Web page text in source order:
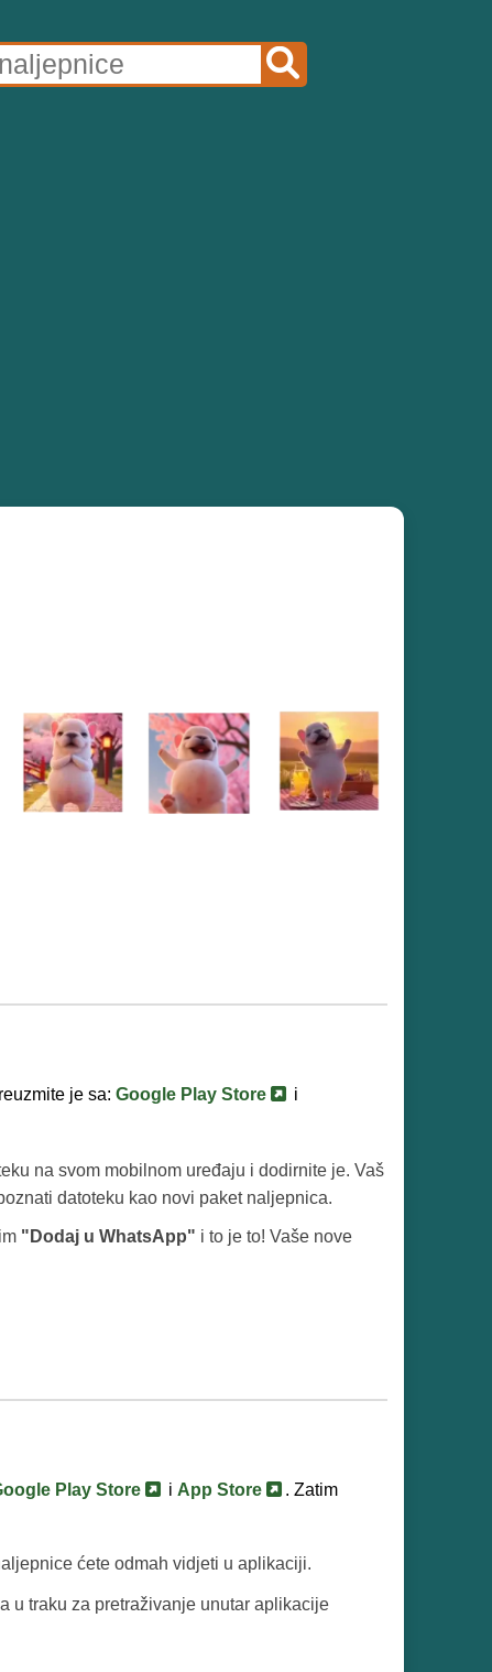
je sa: Google Play Store
i
na svom mobilnom uređaju i dodirnite je. Vaš
datoteku kao novi paket naljepnica.
"Dodaj u WhatsApp" i to je to! Vaše nove
Play Store i App Store
. Zatim
ćete odmah vidjeti u aplikaciji.
u traku za pretraživanje unutar aplikacije